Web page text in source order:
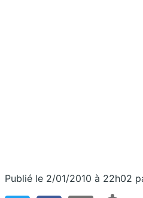
Publié le 2/01/2010 à 22h02